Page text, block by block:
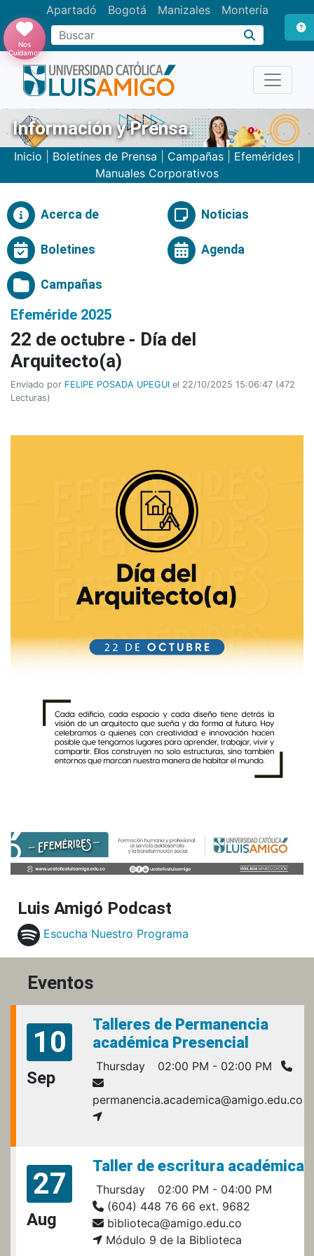
Apartadó Bogotá Manizales Montería
Buscar
Nos
Cuidamos
Información y Prensa.
Inicio Boletínes de Prensa Campañas| Efemérides|
Manuales Corporativos
Acerca de Noticias
Boletines Agenda
Campañas
Efeméride 2025
22 de octubre - Día del
Arquitecto(a)
Enviado por FELIPE POSADA UPEGUI el 22/10/2025 15:06:47 (472
Lecturas)
Luis Amigó Podcast
Escucha Nuestro Programa
Eventos
10
Sep
Talleres de Permanencia
académica Presencial
Thursday 02:00 PM - 02:00 PM
permanencia.academica@amigo.edu.co
27
Aug
Taller de escritura académica
Thursday
02:00 PM - 04:00 PM
(604) 448 76 66 ext. 9682
biblioteca@amigo.edu.co
Módulo 9 de la Biblioteca